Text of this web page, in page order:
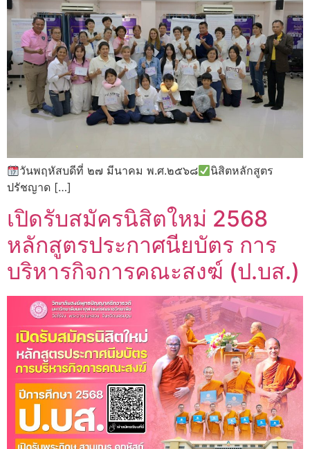
วันพฤหัสบดีที่ ๒๗ มีนาคม พ.ศ.๒๕๖๘
นิสิตหลักสูตร
ปรัชญาด […]
เปิดรับสมัครนิสิตใหม่ 2568
หลักสูตรประกาศนียบัตร การ
บริหารกิจการคณะสงฆ์ (ป.บส.)